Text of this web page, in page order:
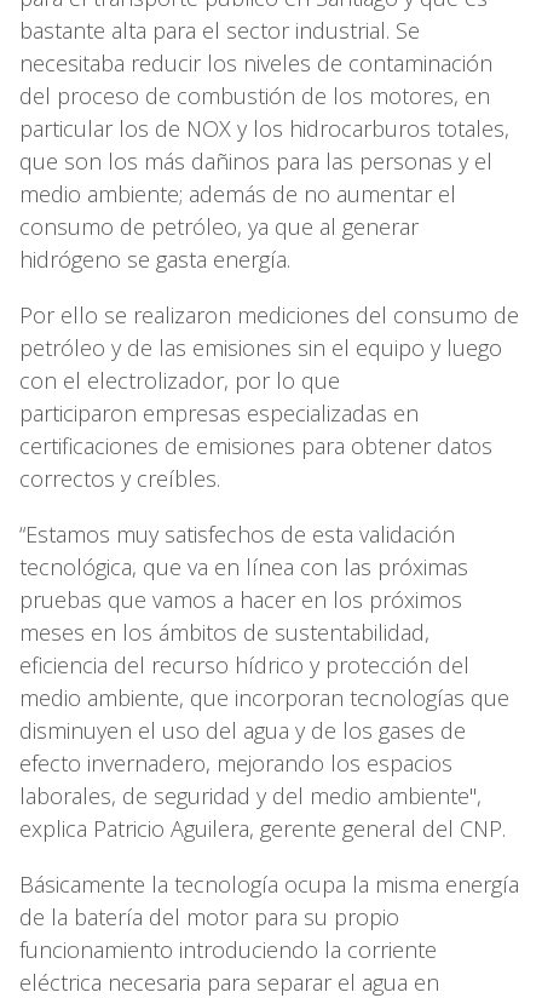
bastante alta para el sector industrial. Se
necesitaba reducir los niveles de contaminación
del proceso de combustión de los motores, en
particular los de NOX y los hidrocarburos totales,
que son los más dañinos para las personas y el
medio ambiente; además de no aumentar el
consumo de petróleo, ya que al generar
hidrógeno se gasta energía.
Por ello se realizaron mediciones del consumo de
petróleo y de las emisiones sin el equipo y luego
con el electrolizador, por lo que
participaron empresas especializadas en
certificaciones de emisiones para obtener datos
correctos y creíbles.
“Estamos muy satisfechos de esta validación
tecnológica, que va en línea con las próximas
pruebas que vamos a hacer en los próximos
meses en los ámbitos de sustentabilidad,
eficiencia del recurso hídrico y protección del
medio ambiente, que incorporan tecnologías que
disminuyen el uso del agua y de los gases de
efecto invernadero, mejorando los espacios
laborales, de seguridad y del medio ambiente",
explica Patricio Aguilera, gerente general del CNP.
Básicamente la tecnología ocupa la misma energía
de la batería del motor para su propio
funcionamiento introduciendo la corriente
eléctrica necesaria para separar el agua en